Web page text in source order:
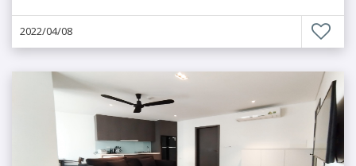
2022/04/08